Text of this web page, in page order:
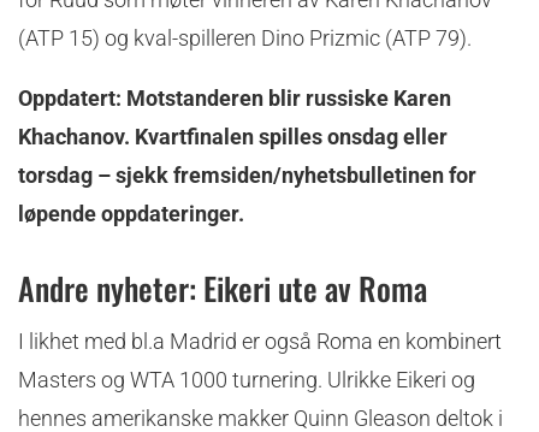
(ATP 15) og kval-spilleren Dino Prizmic (ATP 79).
Oppdatert: Motstanderen blir russiske Karen
Khachanov. Kvartfinalen spilles onsdag eller
torsdag – sjekk fremsiden/nyhetsbulletinen for
løpende oppdateringer.
Andre nyheter: Eikeri ute av Roma
I likhet med bl.a Madrid er også Roma en kombinert
Masters og WTA 1000 turnering. Ulrikke Eikeri og
hennes amerikanske makker Quinn Gleason deltok i